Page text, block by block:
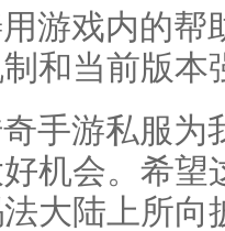
游戏内的帮
和当前版本
手游私服为
机会。希望
大陆上所向